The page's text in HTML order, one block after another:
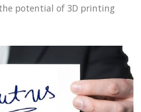
potential of 3D printing